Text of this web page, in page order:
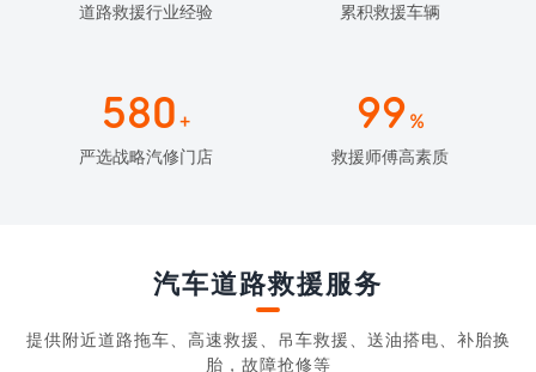
道路救援行业经验 累积救援车辆
580 +
严选战略汽修门店
99 %
救援师傅高素质
汽车道路救援服务
提供附近道路拖车、高速救援、吊车救援、送油搭电、补胎换
胎，故障抢修等